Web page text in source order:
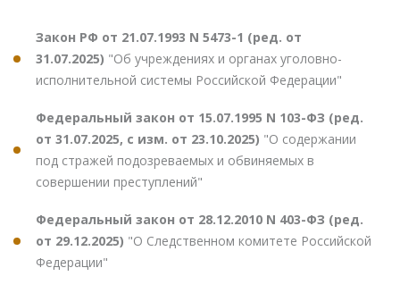
Закон РФ от 21.07.1993 N 5473-1 (ред. от
31.07.2025) "Об учреждениях и органах уголовно-
исполнительной системы Российской Федерации"
Федеральный закон от 15.07.1995 N 103-ФЗ (ред.
от 31.07.2025, с изм. от 23.10.2025) "О содержании
под стражей подозреваемых и обвиняемых в
совершении преступлений"
Федеральный закон от 28.12.2010 N 403-ФЗ (ред.
от 29.12.2025) "О Следственном комитете Российской
Федерации"